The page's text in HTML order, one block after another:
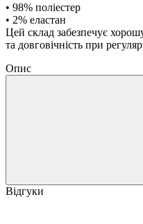
• 98% поліестер
• 2% еластан
Цей склад забезпечує
та довговічність при
Опис
Відгуки